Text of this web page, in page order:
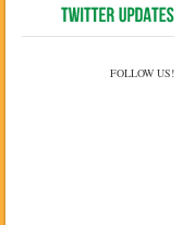
FOLLOW US!